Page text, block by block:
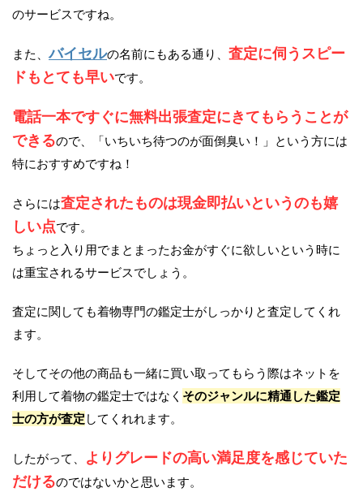
のサービスですね。
また、バイセルの名前にもある通り、 査定に伺うスピー
ドもとても早いです。
電話一本ですぐに無料出張査定にきてもらうことが
できるので、「いちいち待つのが面倒臭い！」という方には
特におすすめですね！
さらには査定されたものは現金即払いというのも嬉
しい点です。
ちょっと入り用でまとまったお金がすぐに欲しいという時に
は重宝されるサービスでしょう。
査定に関しても着物専門の鑑定士がしっかりと査定してくれ
ます。
そしてその他の商品も一緒に買い取ってもらう際はネットを
利用して着物の鑑定士ではなく そのジャンルに精通した鑑定
士の方が査定 してくれれます。
したがって、
よりグレードの高い満足度を感じていた
だけるのではないかと思います。